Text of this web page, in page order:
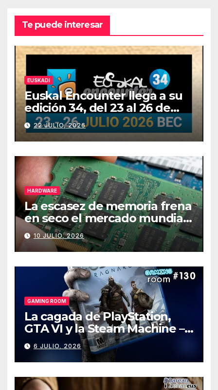
Te puede interesar
EUSKADI
Euskal Encounter llega a su
edición 34, del 23 al 26 de
julio
22 JULIO, 2026
HARDWARE
La escasez de memoria frena
en seco el mercado mundial
de PCs
10 JULIO, 2026
GAMING ROOM
La cagada de PlayStation,
GTA VI y la Steam Machine –
Gaming Room #130
6 JULIO, 2026